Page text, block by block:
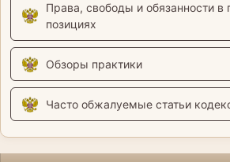
Права, свободы и обязанности в
позициях
Обзоры практики
Часто обжалуемые статьи